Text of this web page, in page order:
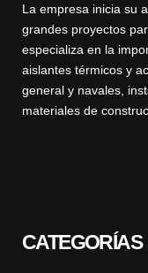
La empresa inicia su
grandes proyectos
especializa en la
aislantes térmicos y
general y navales,
materiales de
CATEGORÍAS